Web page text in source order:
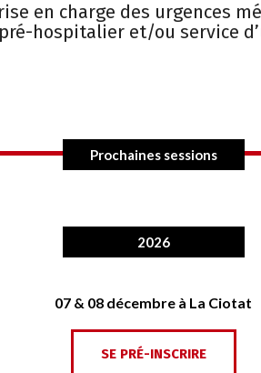
en charge des urgences
hospitalier et/ou service
Prochaines sessions
2026
07 & 08 décembre à La Ciotat
SE PRÉ-INSCRIRE